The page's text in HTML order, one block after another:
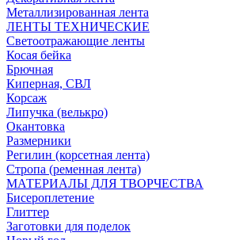
Металлизированная лента
ЛЕНТЫ ТЕХНИЧЕСКИЕ
Светоотражающие ленты
Косая бейка
Брючная
Киперная, СВЛ
Корсаж
Липучка (велькро)
Окантовка
Размерники
Регилин (корсетная лента)
Стропа (ременная лента)
МАТЕРИАЛЫ ДЛЯ ТВОРЧЕСТВА
Бисероплетение
Глиттер
Заготовки для поделок